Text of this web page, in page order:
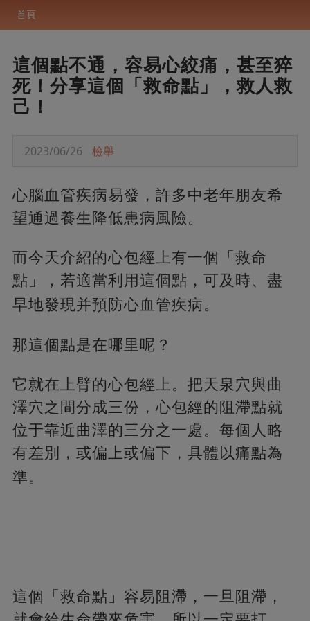
首頁
這個點不通，容易心絞痛，甚至猝
死！分享這個「救命點」，救人救
己！
2023/06/26 檢舉
心腦血管疾病易發，許多中老年朋友希
望通過養生降低患病風險。
而今天介紹的心包經上有一個「救命
點」，若適當利用這個點，可及時、盡
早地發現并預防心血管疾病。
那這個點是在哪里呢？
它就在上臂的心包經上。把天泉穴與曲
澤穴之間分成三份，心包經的阻滯點就
位于靠近曲澤的三分之一處。每個人略
有差別，或偏上或偏下，具體以痛點為
準。
這個「救命點」容易阻滯，一旦阻滯，